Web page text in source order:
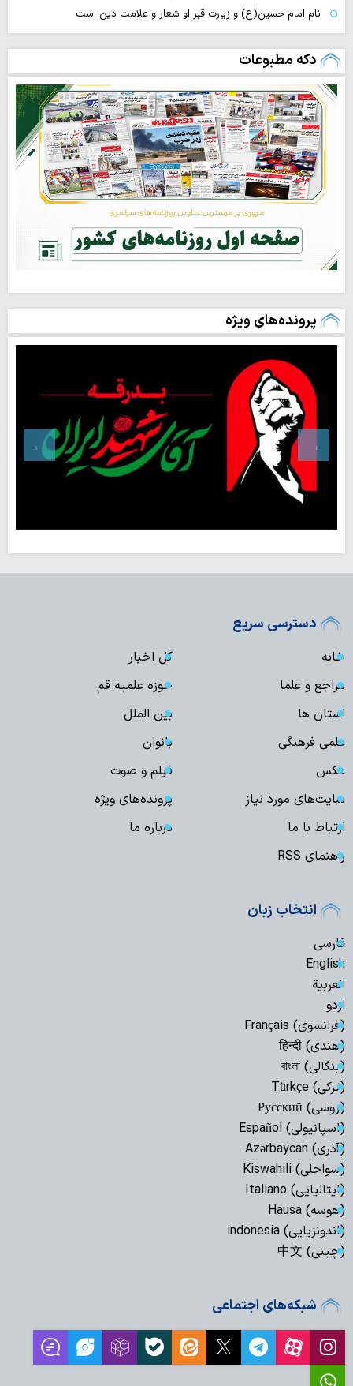
نام امام حسین(ع) و زیارت قبر او شعار و علامت دین است
دکه مطبوعات
پرونده‌های ویژه
دسترسی سریع
خانه
کل اخبار
مراجع و علما
حوزه علمیه قم
استان ها
بین الملل
علمی فرهنگی
بانوان
عکس
فیلم و صوت
سایت‌های مورد نیاز
پرونده‌های ویژه
ارتباط با ما
درباره ما
راهنمای RSS
انتخاب زبان
فارسی
English
العربیة
اردو
(فرانسوی) Français
(هندی) हिन्दी
(بنگالی) বাংলা
(ترکی) Türkçe
(روسی) Русский
(اسپانیولی) Español
(آذری) Azərbaycan
(سواحلی) Kiswahili
(ایتالیایی) Italiano
(هوسه) Hausa
(اندونزیایی) indonesia
(چینی) 中文
شبکه‌های اجتماعی